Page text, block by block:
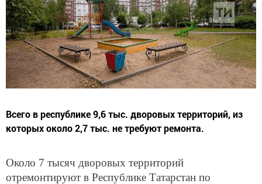
Всего в республике 9,6 тыс. дворовых территорий, из
которых около 2,7 тыс. не требуют ремонта.
Около 7 тысяч дворовых территорий
отремонтируют в Республике Татарстан по